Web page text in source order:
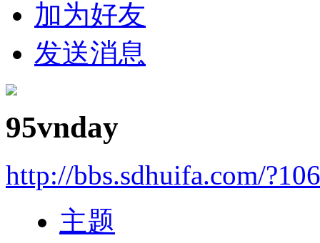
加为好友
发送消息
95vnday
http://bbs.sdhuifa.com/
主题